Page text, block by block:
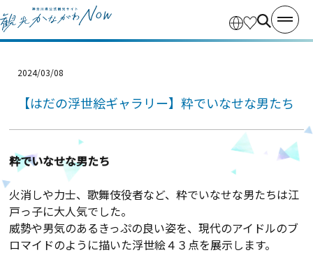
2024/03/08
【はだの浮世絵ギャラリー】粋でいなせな男たち
粋でいなせな男たち
火消しや力士、歌舞伎役者など、粋でいなせな男たちは江
戸っ子に大人気でした。
威勢や男気のあるきっぷの良い姿を、現代のアイドルのブ
ロマイドのように描いた浮世絵４３点を展示します。